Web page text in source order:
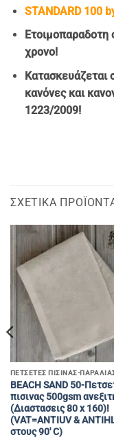
STANDARD 100
Ετοιμοπαραδοτη
χρονο!
Κατασκευάζεται
κανόνες και
1223/2009!
ΣΧΕΤΙΚΆ
ΠΕΤΣΕΤΕΣ ΠΙΣΙΝΑΣ-
BEACH SAND 50-
πισινας 500gsm
(Διαστασεις 80 x 160)!
(VAT=ANTIUV &
στους 90′ C)